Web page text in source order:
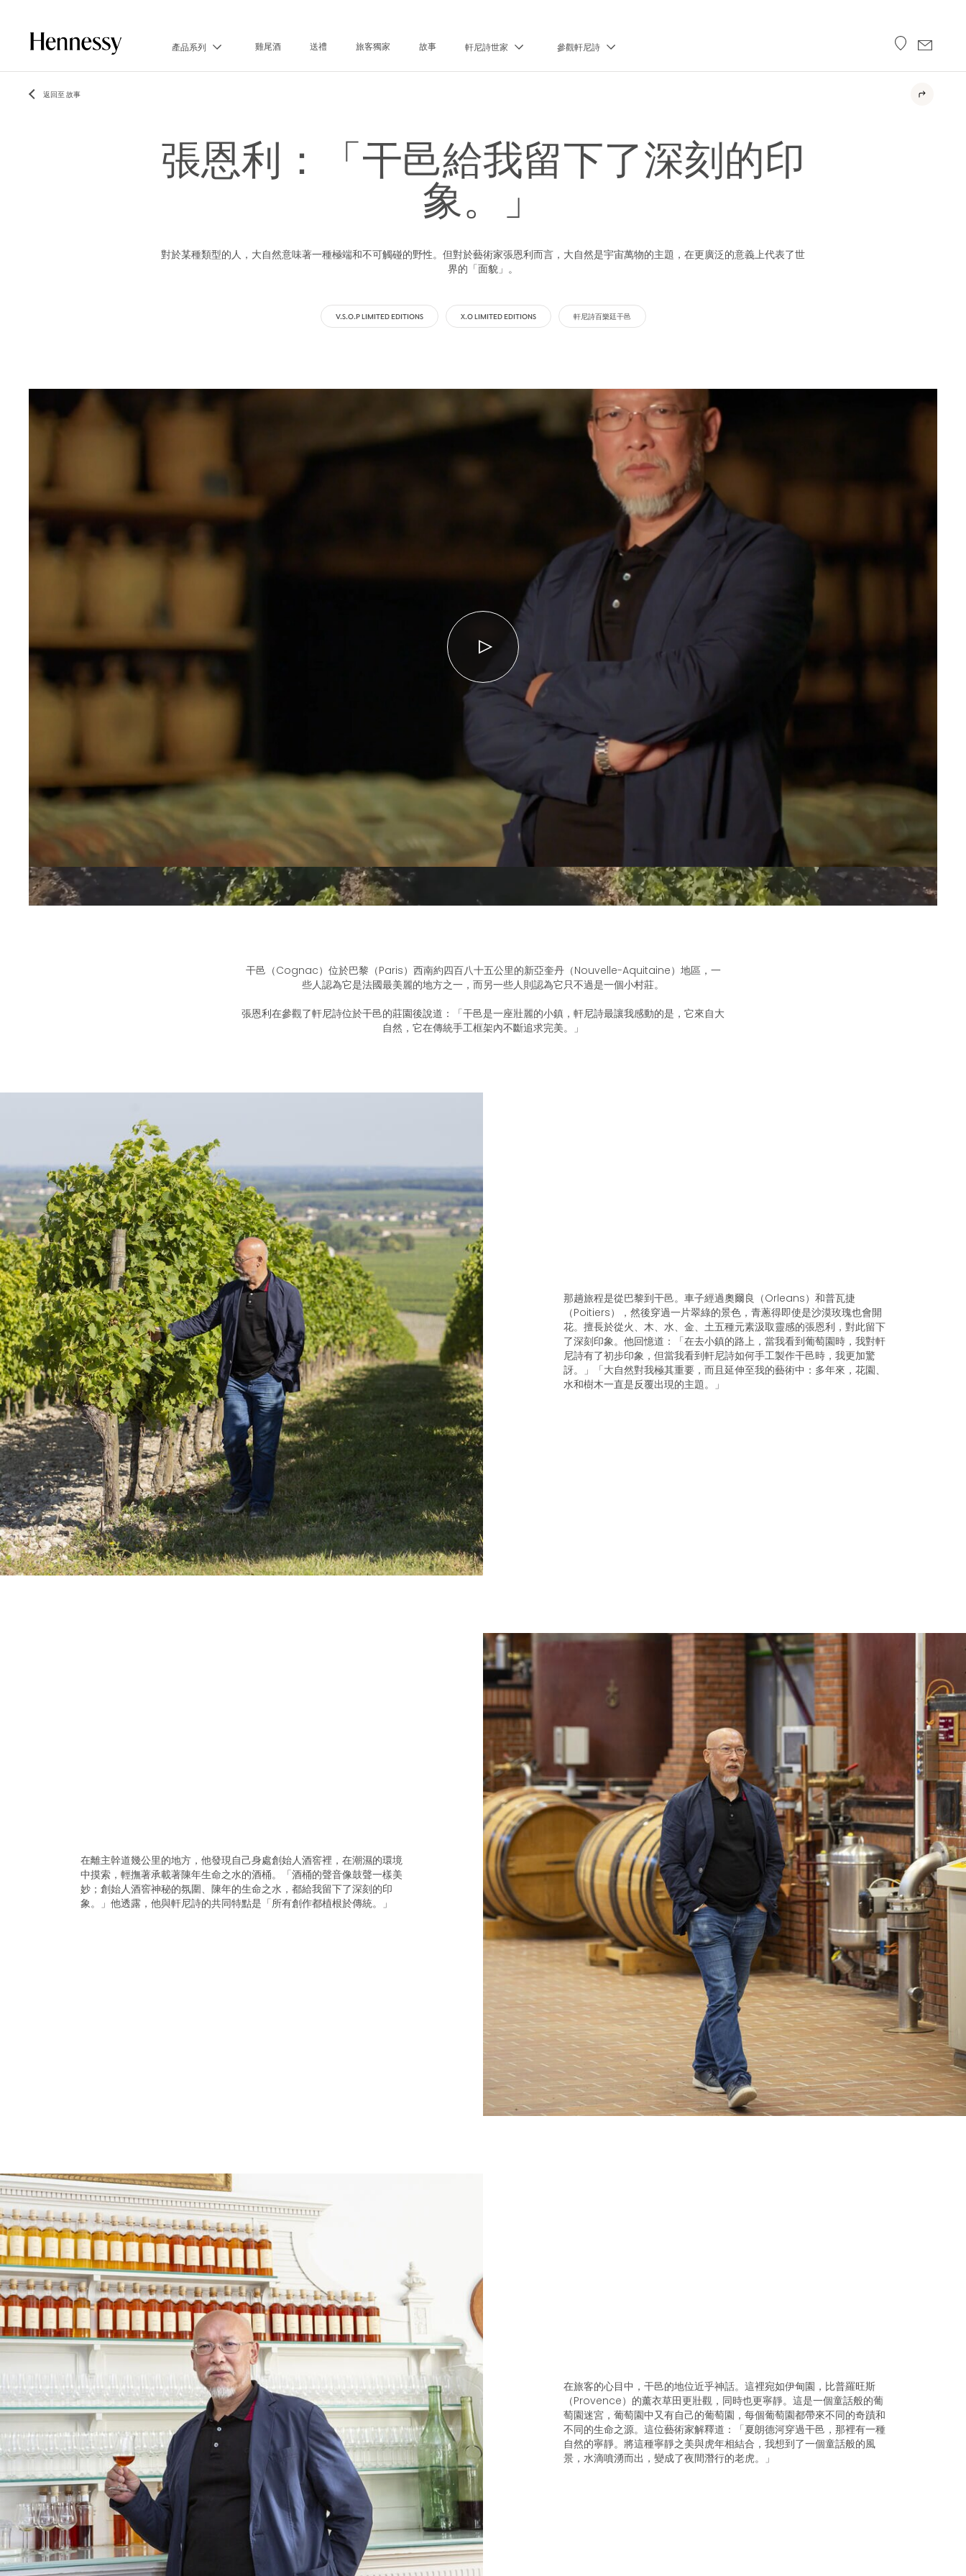
產品系列 雞尾酒 送禮 旅客獨家 故事 軒尼詩世家 參觀軒尼詩
返回至 故事
張恩利：「干邑給我留下了深刻的印
象。」
對於某種類型的人，大自然意味著一種極端和不可觸碰的野性。但對於藝術家張恩利而言，大自然是宇宙萬物的主題，在更廣泛的意義上代表了世
界的「面貌」。
V.S.O.P LIMITED EDITIONS X.O LIMITED EDITIONS 軒尼詩百樂廷干邑
干邑（Cognac）位於巴黎（Paris）西南約四百八十五公里的新亞奎丹（Nouvelle-Aquitaine）地區，一
些人認為它是法國最美麗的地方之一，而另一些人則認為它只不過是一個小村莊。
張恩利在參觀了軒尼詩位於干邑的莊園後說道：「干邑是一座壯麗的小鎮，軒尼詩最讓我感動的是，它來自大
自然，它在傳統手工框架內不斷追求完美。」
那趟旅程是從巴黎到干邑。車子經過奧爾良（Orleans）和普瓦捷
（Poitiers），然後穿過一片翠綠的景色，青蔥得即使是沙漠玫瑰也會開
花。擅長於從火、木、水、金、土五種元素汲取靈感的張恩利，對此留下
了深刻印象。他回憶道：「在去小鎮的路上，當我看到葡萄園時，我對軒
尼詩有了初步印象，但當我看到軒尼詩如何手工製作干邑時，我更加驚
訝。」「大自然對我極其重要，而且延伸至我的藝術中：多年來，花園、
水和樹木一直是反覆出現的主題。」
在離主幹道幾公里的地方，他發現自己身處創始人酒窖裡，在潮濕的環境
中摸索，輕撫著承載著陳年生命之水的酒桶。「酒桶的聲音像鼓聲一樣美
妙；創始人酒窖神秘的氛圍、陳年的生命之水，都給我留下了深刻的印
象。」他透露，他與軒尼詩的共同特點是「所有創作都植根於傳統。」
在旅客的心目中，干邑的地位近乎神話。這裡宛如伊甸園，比普羅旺斯
（Provence）的薰衣草田更壯觀，同時也更寧靜。這是一個童話般的葡
萄園迷宮，葡萄園中又有自己的葡萄園，每個葡萄園都帶來不同的奇蹟和
不同的生命之源。這位藝術家解釋道：「夏朗德河穿過干邑，那裡有一種
自然的寧靜。將這種寧靜之美與虎年相結合，我想到了一個童話般的風
景，水滴噴湧而出，變成了夜間潛行的老虎。」